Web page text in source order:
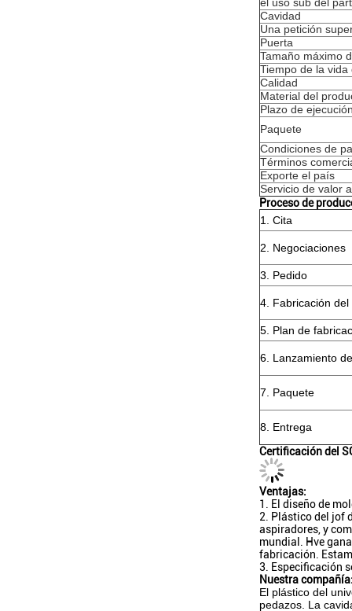
Cavidad
Una petición
Puerta
Tamaño máximo
Tiempo de la vida
Calidad
Material del
Plazo de
Paquete
Condiciones de
Términos
Exporte el país
Servicio de valor
Proceso de
1. Cita
2. Negociaciones
3. Pedido
4. Fabricación del
5. Plan de
6. Lanzamiento
7. Paquete
8. Entrega
Certificación del
Ventajas:
1. El diseño de
2. Plástico del jof
aspiradores, y
mundial. Hve
fabricación.
3. Especificación
Nuestra
El plástico del
pedazos. La